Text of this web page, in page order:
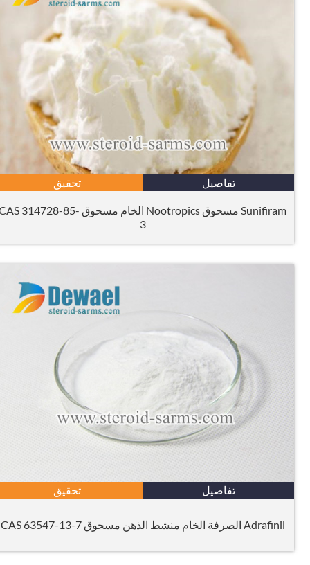
تفاصيل تحقيق
Sunifiram مسحوق Nootropics الخام مسحوق CAS 314728-85-
تفاصيل تحقيق
Adrafinil الصرفة الخام منشط الذهن مسحوق CAS 63547-13-7